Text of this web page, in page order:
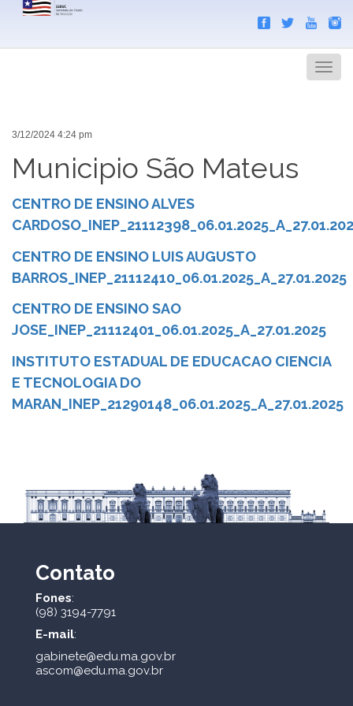
Menu
3/12/2024 4:24 pm
Municipio São Mateus
CENTRO DE ENSINO ALVES
CENTRO DE ENSINO LUIS AUGUSTO
BARROS_INEP_21112410_06.01.2025_A_27.01.2025
CENTRO DE ENSINO SAO
JOSE_INEP_21112401_06.01.2025_A_27.01.2025
INSTITUTO ESTADUAL DE EDUCACAO CIENCIA
E TECNOLOGIA DO
MARAN_INEP_21290148_06.01.2025_A_27.01.2025
Contato
Fones:
(98) 3194-7791
E-mail:
gabinete@edu.ma.gov.br
ascom@edu.ma.gov.br